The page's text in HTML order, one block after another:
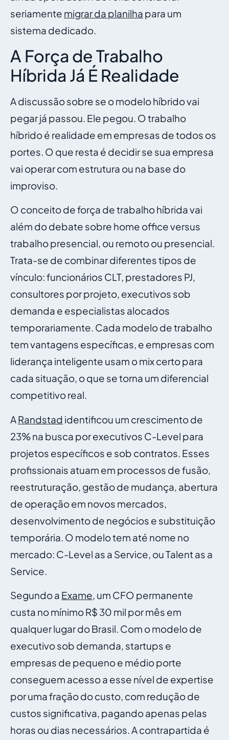
seriamente migrar da planilha para um
sistema dedicado.
A Força de Trabalho
Híbrida Já É Realidade
A discussão sobre se o modelo híbrido vai
pegar já passou. Ele pegou. O trabalho
híbrido é realidade em empresas de todos os
portes. O que resta é decidir se sua empresa
vai operar com estrutura ou na base do
improviso.
O conceito de força de trabalho híbrida vai
além do debate sobre home office versus
trabalho presencial, ou remoto ou presencial.
Trata-se de combinar diferentes tipos de
vínculo: funcionários CLT, prestadores PJ,
consultores por projeto, executivos sob
demanda e especialistas alocados
temporariamente. Cada modelo de trabalho
tem vantagens específicas, e empresas com
liderança inteligente usam o mix certo para
cada situação, o que se torna um diferencial
competitivo real.
ARandstad identificou um crescimento de
23% na busca por executivos C-Level para
projetos específicos e sob contratos. Esses
profissionais atuam em processos de fusão,
reestruturação, gestão de mudança, abertura
de operação em novos mercados,
desenvolvimento de negócios e substituição
temporária. O modelo tem até nome no
mercado: C-Level as a Service, ou Talent as a
Service.
Segundo a Exame, um CFO permanente
custa no mínimo R$ 30 mil por mês em
qualquer lugar do Brasil. Com o modelo de
executivo sob demanda, startups e
empresas de pequeno e médio porte
conseguem acesso a esse nível de expertise
por uma fração do custo, com redução de
custos significativa, pagando apenas pelas
horas ou dias necessários. A contrapartida é